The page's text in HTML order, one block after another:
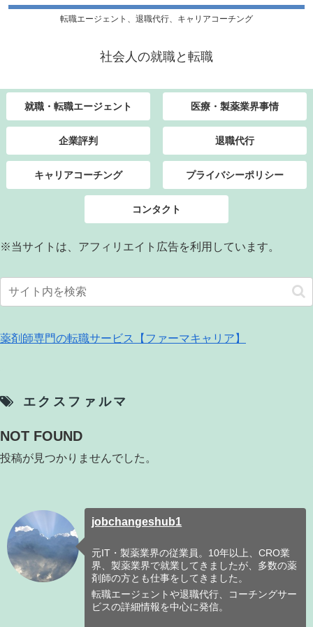
転職エージェント、退職代行、キャリアコーチング
社会人の就職と転職
就職・転職エージェント 医療・製薬業界事情
企業評判 退職代行
キャリアコーチング プライバシーポリシー
コンタクト
※当サイトは、アフィリエイト広告を利用しています。
薬剤師専門の転職サービス【ファーマキャリア】
エクスファルマ
NOT FOUND
投稿が見つかりませんでした。
jobchangeshub1
元IT・製薬業界の従業員。10年以上、CRO業
界、製薬業界で就業してきましたが、多数の薬
剤師の方とも仕事をしてきました。
転職エージェントや退職代行、コーチングサー
ビスの詳細情報を中心に発信。